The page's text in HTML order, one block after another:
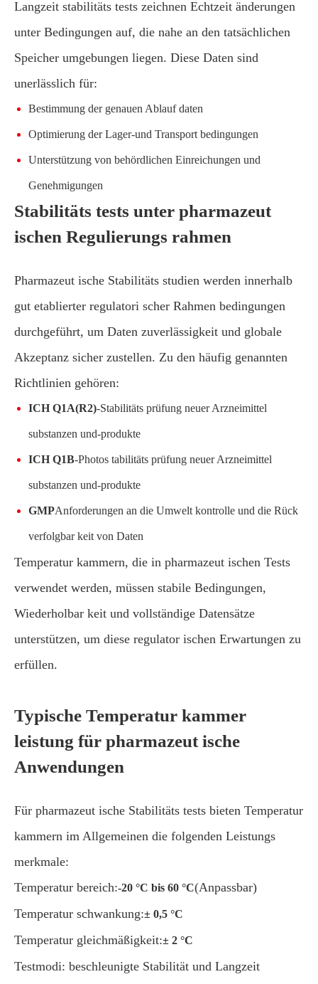
Langzeit stabilitäts tests zeichnen Echtzeit änderungen
unter Bedingungen auf, die nahe an den tatsächlichen
Speicher umgebungen liegen. Diese Daten sind
unerlässlich für:
Bestimmung der genauen Ablauf daten
Optimierung der Lager-und Transport bedingungen
Unterstützung von behördlichen Einreichungen und
Genehmigungen
Stabilitäts tests unter pharmazeut
ischen Regulierungs rahmen
Pharmazeut ische Stabilitäts studien werden innerhalb
gut etablierter regulatori scher Rahmen bedingungen
durchgeführt, um Daten zuverlässigkeit und globale
Akzeptanz sicher zustellen. Zu den häufig genannten
Richtlinien gehören:
ICH Q1A(R2)-Stabilitäts prüfung neuer Arzneimittel
substanzen und-produkte
ICH Q1B-Photos tabilitäts prüfung neuer Arzneimittel
substanzen und-produkte
GMPAnforderungen an die Umwelt kontrolle und die Rück
verfolgbar keit von Daten
Temperatur kammern, die in pharmazeut ischen Tests
verwendet werden, müssen stabile Bedingungen,
Wiederholbar keit und vollständige Datensätze
unterstützen, um diese regulator ischen Erwartungen zu
erfüllen.
Typische Temperatur kammer
leistung für pharmazeut ische
Anwendungen
Für pharmazeut ische Stabilitäts tests bieten Temperatur
kammern im Allgemeinen die folgenden Leistungs
merkmale:
Temperatur bereich:-20 °C bis 60 °C(Anpassbar)
Temperatur schwankung:± 0,5 °C
Temperatur gleichmäßigkeit:± 2 °C
Testmodi: beschleunigte Stabilität und Langzeit